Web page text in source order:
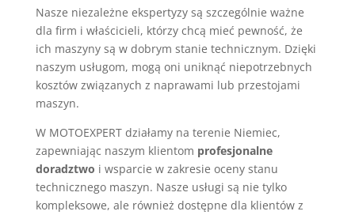
Nasze niezależne ekspertyzy są szczególnie ważne
dla firm i właścicieli, którzy chcą mieć pewność, że
ich maszyny są w dobrym stanie technicznym. Dzięki
naszym usługom, mogą oni uniknąć niepotrzebnych
kosztów związanych z naprawami lub przestojami
maszyn.
W MOTOEXPERT działamy na terenie Niemiec,
zapewniając naszym klientom profesjonalne
doradztwo i wsparcie w zakresie oceny stanu
technicznego maszyn. Nasze usługi są nie tylko
kompleksowe, ale również dostępne dla klientów z